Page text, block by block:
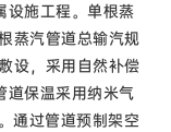
设施工程。单根蒸
蒸汽管道总输汽规
设，采用自然补偿
道保温采用纳米气
通过管道预制架空